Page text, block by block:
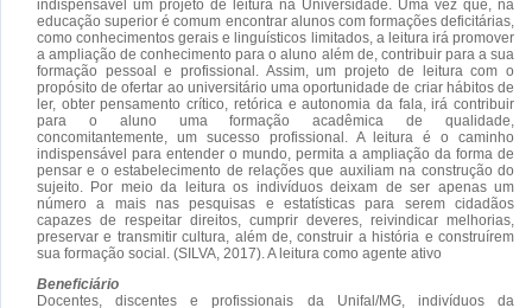
indispensável um projeto de leitura na Universidade. Uma vez que, na
educação superior é comum encontrar alunos com formações deficitárias,
como conhecimentos gerais e linguísticos limitados, a leitura irá promover
a ampliação de conhecimento para o aluno além de, contribuir para a sua
formação pessoal e profissional. Assim, um projeto de leitura com o
propósito de ofertar ao universitário uma oportunidade de criar hábitos de
ler, obter pensamento crítico, retórica e autonomia da fala, irá contribuir
para o aluno uma formação acadêmica de qualidade,
concomitantemente, um sucesso profissional. A leitura é o caminho
indispensável para entender o mundo, permita a ampliação da forma de
pensar e o estabelecimento de relações que auxiliam na construção do
sujeito. Por meio da leitura os indivíduos deixam de ser apenas um
número a mais nas pesquisas e estatísticas para serem cidadãos
capazes de respeitar direitos, cumprir deveres, reivindicar melhorias,
preservar e transmitir cultura, além de, construir a história e construírem
sua formação social. (SILVA, 2017). A leitura como agente ativo
Beneficiário
Docentes, discentes e profissionais da Unifal/MG, indivíduos da